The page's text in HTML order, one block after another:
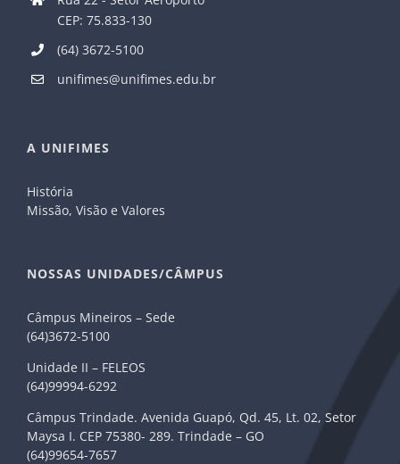
CEP: 75.833-130
(64) 3672-5100
unifimes@unifimes.edu.br
A UNIFIMES
História
Missão, Visão e Valores
NOSSAS UNIDADES/CÂMPUS
Câmpus Mineiros – Sede
(64)3672-5100
Unidade II – FELEOS
(64)99994-6292
Câmpus Trindade. Avenida Guapó, Qd. 45, Lt. 02, Setor
Maysa I. CEP 75380- 289. Trindade – GO
(64)99654-7657